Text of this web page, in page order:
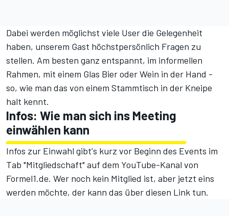
Dabei werden möglichst viele User die Gelegenheit
haben, unserem Gast höchstpersönlich Fragen zu
stellen. Am besten ganz entspannt, im informellen
Rahmen, mit einem Glas Bier oder Wein in der Hand -
so, wie man das von einem Stammtisch in der Kneipe
halt kennt.
Infos: Wie man sich ins Meeting
einwählen kann
Infos zur Einwahl gibt's kurz vor Beginn des Events im
Tab "Mitgliedschaft" auf dem YouTube-Kanal von
Formel1.de. Wer noch kein Mitglied ist, aber jetzt eins
werden möchte, der kann das überdiesen Link tun.